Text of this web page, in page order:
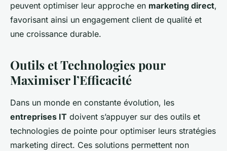
peuvent optimiser leur approche en marketing direct,
favorisant ainsi un engagement client de qualité et
une croissance durable.
Outils et Technologies pour
Maximiser l’Efficacité
Dans un monde en constante évolution, les
entreprises IT doivent s’appuyer sur des outils et
technologies de pointe pour optimiser leurs stratégies
marketing direct. Ces solutions permettent non